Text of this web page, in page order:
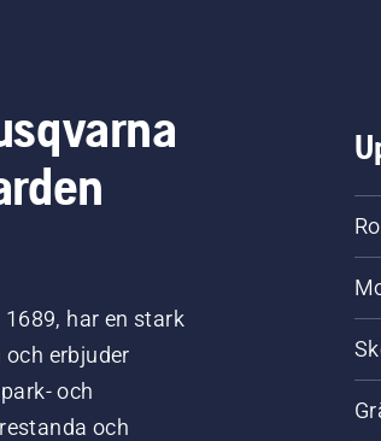
har en stark
erbjuder
och
och